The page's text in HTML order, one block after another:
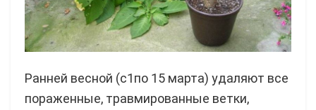
Ранней весной (с1по 15 марта) удаляют все
пораженные, травмированные ветки,